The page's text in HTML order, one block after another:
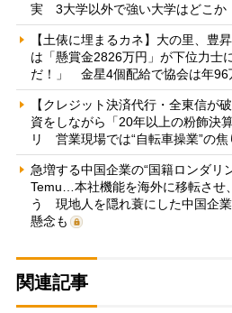
実 3大学以外で強い大学はどこか
【土俵に埋まるカネ】大の里、豊
は「懸賞金2826万円」が下位力士
だ！」 金星4個配給で協会は年96
【クレジット決済代行・全東信が
資をしながら「20年以上の粉飾決
リ 営業現場では“自転車操業”の焦
急増する中国企業の“国籍ロンダリ
Temu…本社機能を海外に移転させ
う 現地人を隠れ蓑にした中国企
懸念も
関連記事